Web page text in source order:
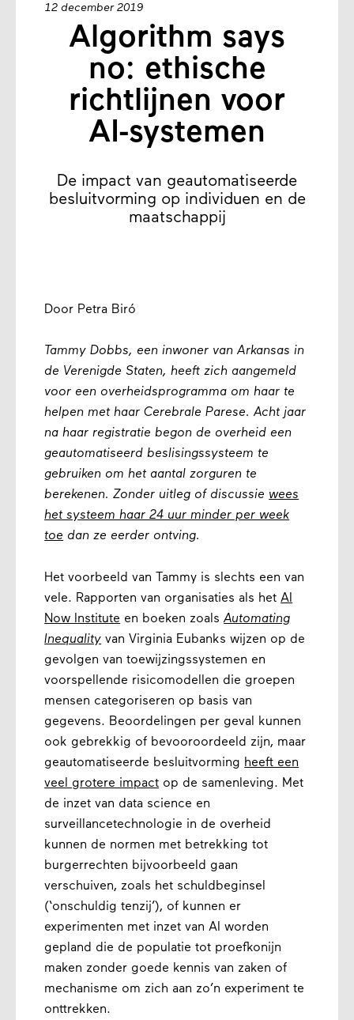
12 december 2019
Algorithm says
no: ethische
richtlijnen voor
AI-systemen
De impact van geautomatiseerde
besluitvorming op individuen en de
maatschappij
Door Petra Biró
Tammy Dobbs, een inwoner van Arkansas in
de Verenigde Staten, heeft zich aangemeld
voor een overheidsprogramma om haar te
helpen met haar Cerebrale Parese. Acht jaar
na haar registratie begon de overheid een
geautomatiseerd beslisingssysteem te
gebruiken om het aantal zorguren te
berekenen. Zonder uitleg of discussie wees
het systeem haar 24 uur minder per week
toe dan ze eerder ontving.
Het voorbeeld van Tammy is slechts een van
vele. Rapporten van organisaties als hetAI
Now Institute en boeken zoalsAutomating
Inequality van Virginia Eubanks wijzen op de
gevolgen van toewijzingssystemen en
voorspellende risicomodellen die groepen
mensen categoriseren op basis van
gegevens. Beoordelingen per geval kunnen
ook gebrekkig of bevooroordeeld zijn, maar
geautomatiseerde besluitvorming heeft een
veel grotere impact op de samenleving. Met
de inzet van data science en
surveillancetechnologie in de overheid
kunnen de normen met betrekking tot
burgerrechten bijvoorbeeld gaan
verschuiven, zoals het schuldbeginsel
(‘onschuldig tenzij’), of kunnen er
experimenten met inzet van AI worden
gepland die de populatie tot proefkonijn
maken zonder goede kennis van zaken of
mechanisme om zich aan zo’n experiment te
onttrekken.